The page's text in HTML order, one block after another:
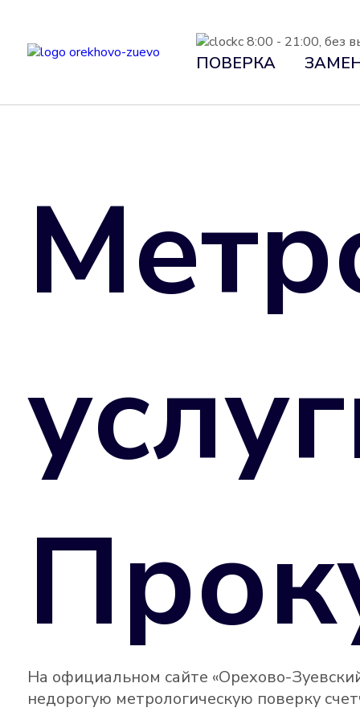
с 8:00 - 21:00, без
ПОВЕРКА
На официальном сайте «Орехово-
недорогую метрологическую поверку